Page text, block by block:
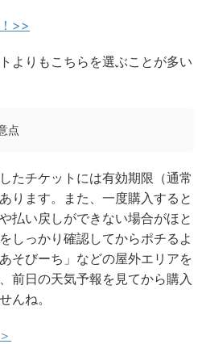
>>
よりもこちらを選ぶことが多い
点
たチケットには有効期限（通常
ります。また、一度購入すると
払い戻しができない場合がほと
しっかり確認してからポチるよ
そびーち」などの屋外エリアを
前日の天気予報を見てから購入
んね。